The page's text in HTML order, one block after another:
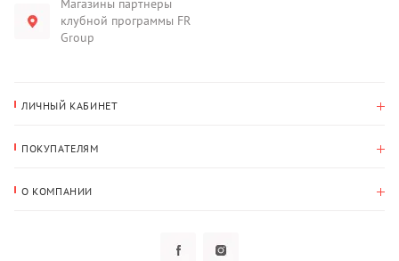
Магазины партнеры
клубной программы FR
Group
ЛИЧНЫЙ КАБИНЕТ
Адрес для доставки
ПОКУПАТЕЛЯМ
О КОМПАНИИ
Политика конфиденциальности